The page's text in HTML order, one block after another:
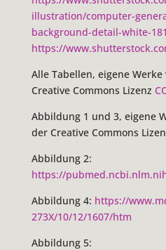
illustration/computer-
background-detail-white-
https://
Alle Tabellen, eigene
Creative Commons Lizenz
Abbildung 1 und 3, eigene
der Creative Commons
Abbildung 2:
https://
Abbildung 4: https://
273X/10/12/1607/htm
Abbildung 5: